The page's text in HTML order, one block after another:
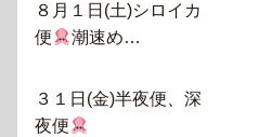
８月１日(土)シロイカ
便
潮速め…
３１日(金)半夜便、深
夜便